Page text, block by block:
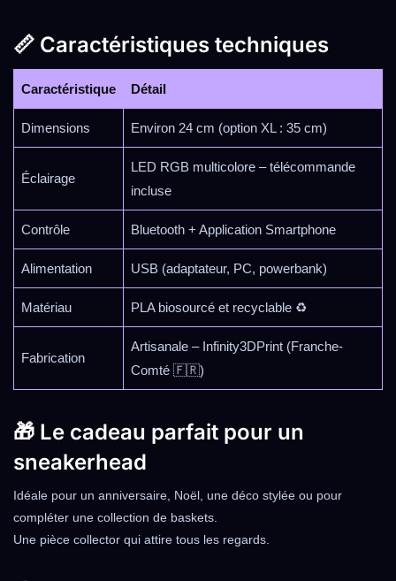
📏 Caractéristiques techniques
Caractéristique Détail
Dimensions Environ 24 cm (option XL : 35 cm)
Éclairage
LED RGB multicolore – télécommande
incluse
Contrôle Bluetooth + Application Smartphone
Alimentation USB (adaptateur, PC, powerbank)
Matériau PLA biosourcé et recyclable ♻️
Fabrication
Artisanale – Infinity3DPrint (Franche-
Comté 🇫🇷)
🎁 Le cadeau parfait pour un
sneakerhead
Idéale pour un anniversaire, Noël, une déco stylée ou pour
compléter une collection de baskets.
Une pièce collector qui attire tous les regards.